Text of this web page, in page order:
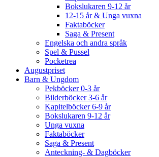
Bokslukaren 9-12 år
12-15 år & Unga vuxna
Faktaböcker
Saga & Present
Engelska och andra språk
Spel & Pussel
Pocketrea
Augustpriset
Barn & Ungdom
Pekböcker 0-3 år
Bilderböcker 3-6 år
Kapitelböcker 6-9 år
Bokslukaren 9-12 år
Unga vuxna
Faktaböcker
Saga & Present
Anteckning- & Dagböcker